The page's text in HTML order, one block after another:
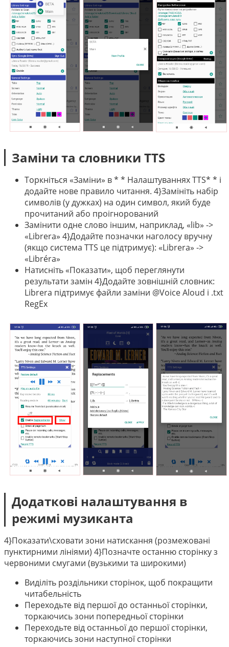
Заміни та словники TTS
Торкніться «Заміни» в * * Налаштуваннях TTS* * і
додайте нове правило читання. 4}Замініть набір
символів (у дужках) на один символ, який буде
прочитаний або проігнорований
Замінити одне слово іншим, наприклад, «lib» ->
«Librera» 4}Додайте позначки наголосу вручну
(якщо система TTS це підтримує): «Librera» ->
«Libréra»
Натисніть «Показати», щоб переглянути
результати замін 4}Додайте зовнішній словник:
Librera підтримує файли заміни @Voice Aloud і .txt
RegEx
Додаткові налаштування в
режимі музиканта
4}Показати\сховати зони натискання (розмежовані
пунктирними лініями) 4}Позначте останню сторінку з
червоними смугами (вузькими та широкими)
Виділіть роздільники сторінок, щоб покращити
читабельність
Переходьте від першої до останньої сторінки,
торкаючись зони попередньої сторінки
Переходьте від останньої до першої сторінки,
торкаючись зони наступної сторінки